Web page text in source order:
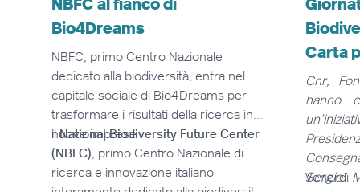
NBFC al fianco di
Bio4Dreams
NBFC, primo Centro Nazionale
dedicato alla biodiversità, entra nel
capitale sociale di Bio4Dreams per
trasformare i risultati della ricerca in
nuove imprese
IlNational Biodiversity Future Center
(NBFC) , primo Centro Nazionale di
ricerca e innovazione italiano
Carta
Cnr,
hanno
Sergio